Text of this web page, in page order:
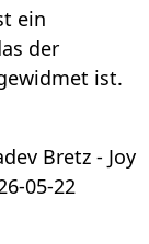
ein
der
ist.
Bretz - Joy
05-22